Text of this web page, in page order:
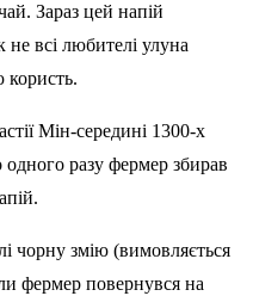
Зараз цей напій
всі любителі улуна
користь.
Мін-середині 1300-х
разу фермер збирав
чорну змію (вимовляється
фермер повернувся на